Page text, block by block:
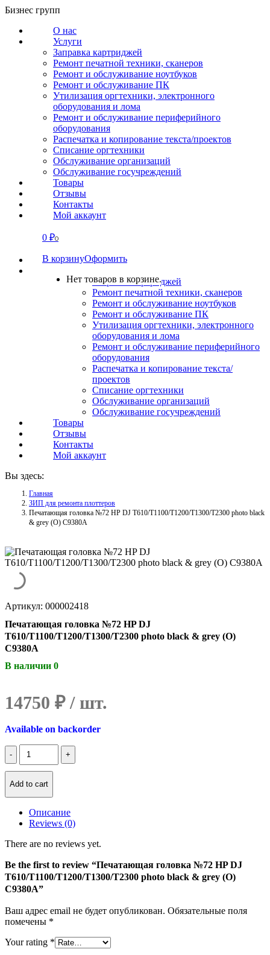
Перейти
содержанию
Бизнес групп
О нас
Услуги
Заправка картриджей
Ремонт печатной техники, сканеров
Ремонт и обслуживание ноутбуков
Ремонт и обслуживание ПК
Утилизация оргтехники, электронного
оборудования и лома
Ремонт и обслуживание периферийного
оборудования
Распечатка и копирование текста/проектов
Списание оргтехники
Обслуживание организаций
Обслуживание госучреждений
Товары
Отзывы
Контакты
Мой аккаунт
0 ₽0
В корзинуОформить
Нет товаров в корзине.
СВЯЗАТЬСЯ
О нас
Заправка картриджей
Ремонт печатной техники, сканеров
Ремонт и обслуживание ноутбуков
Ремонт и обслуживание ПК
Утилизация оргтехники, электронного
оборудования и лома
Ремонт и обслуживание периферийного
оборудования
Распечатка и копирование текста/
проектов
Списание оргтехники
Обслуживание организаций
Обслуживание госучреждений
Товары
Отзывы
Контакты
Мой аккаунт
Вы здесь:
Главная
ЗИП для ремонта плоттеров
Печатающая головка №72 HP DJ T610/T1100/T1200/T1300/T2300 photo black
& grey (О) C9380A
Артикул: 000002418
Печатающая головка №72 HP DJ
T610/T1100/T1200/T1300/T2300 photo black & grey (О)
C9380A
В наличии 0
14750 ₽
Available on backorder
Количество
Печатающая
головка
№72
T610/T1100/T1200/T1300/T2300
photo
&
(О)
C9380A
Add to cart
Описание
Reviews (0)
There are no reviews yet.
Be the first to review “Печатающая головка №72 HP DJ
T610/T1100/T1200/T1300/T2300 photo black & grey (О)
C9380A”
Ваш адрес email не будет опубликован. Обязательные поля
помечены *
Your rating *